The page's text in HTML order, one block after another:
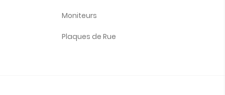
Moniteurs
Plaques de Rue